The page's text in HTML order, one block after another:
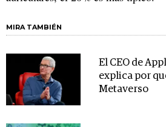
MIRA TAMBIÉN
El CEO de
explica por
Metaverso